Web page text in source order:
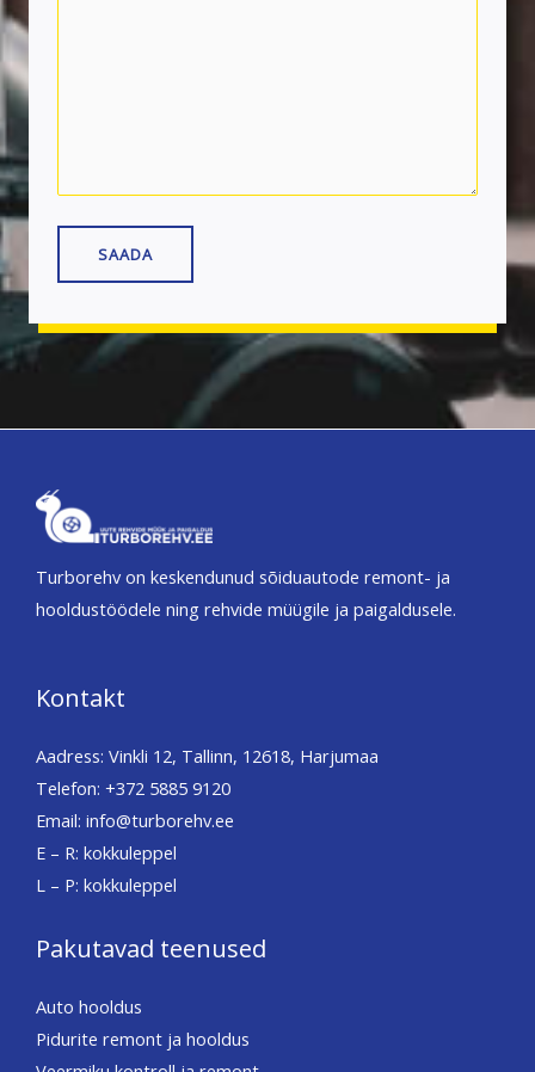
Turborehv on keskendunud sõiduautode remont- ja
hooldustöödele ning rehvide müügile ja paigaldusele.
Kontakt
Aadress: Vinkli 12, Tallinn, 12618, Harjumaa
Telefon: +372 5885 9120
Email: info@turborehv.ee
E – R: kokkuleppel
L – P: kokkuleppel
Pakutavad teenused
Auto hooldus
Pidurite remont ja hooldus